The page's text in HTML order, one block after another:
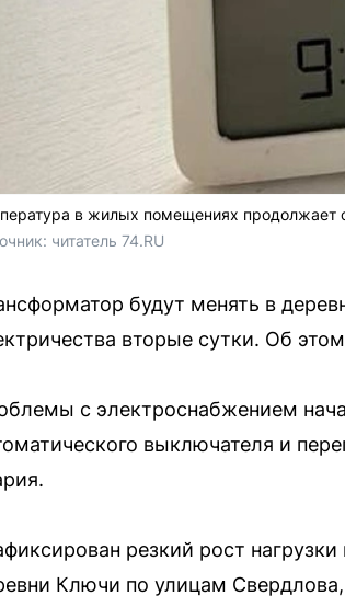
в жилых помещениях продолжает
читатель 74.RU
будут менять в
вторые сутки. Об
с электроснабжением
выключателя и
резкий рост
Ключи по улицам